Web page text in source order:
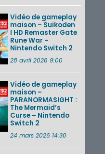
Vidéo de gameplay
maison – Suikoden
I HD Remaster Gate
Rune War –
Nintendo Switch 2
28 avril 2026 9:00
Vidéo de gameplay
maison –
PARANORMASIGHT :
The Mermaid’s
Curse – Nintendo
Switch 2
24 mars 2026 14:30